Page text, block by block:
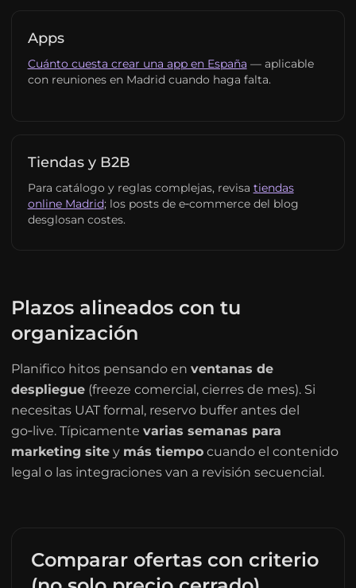
Apps
Cuánto cuesta crear una app en España — aplicable
con reuniones en Madrid cuando haga falta.
Tiendas y B2B
Para catálogo y reglas complejas, revisa tiendas
online Madrid; los posts de e‑commerce del blog
desglosan costes.
Plazos alineados con tu
organización
Planifico hitos pensando en ventanas de
despliegue(freeze comercial, cierres de mes). Si
necesitas UAT formal, reservo buffer antes del
go‑live. Típicamente varias semanas para
marketing sitey más tiempocuando el contenido
legal o las integraciones van a revisión secuencial.
Comparar ofertas con criterio